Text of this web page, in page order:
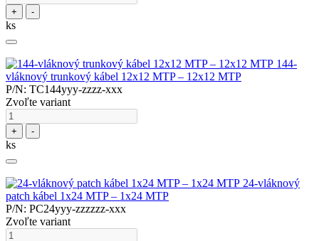
+ -
ks
144-
vláknový trunkový kábel 12x12 MTP – 12x12 MTP
P/N: TC144yyy-zzzz-xxx
Zvoľte variant
+ -
ks
24-vláknový
patch kábel 1x24 MTP – 1x24 MTP
P/N: PC24yyy-zzzzzz-xxx
Zvoľte variant